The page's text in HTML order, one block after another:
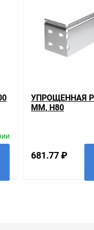
для вас
УПРОЩЕННАЯ
ММ, H80
681.77 ₽